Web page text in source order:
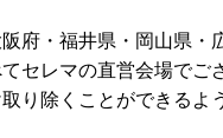
府・福井県・岡山県・
セレマの直営会場でご
り除くことができるよ